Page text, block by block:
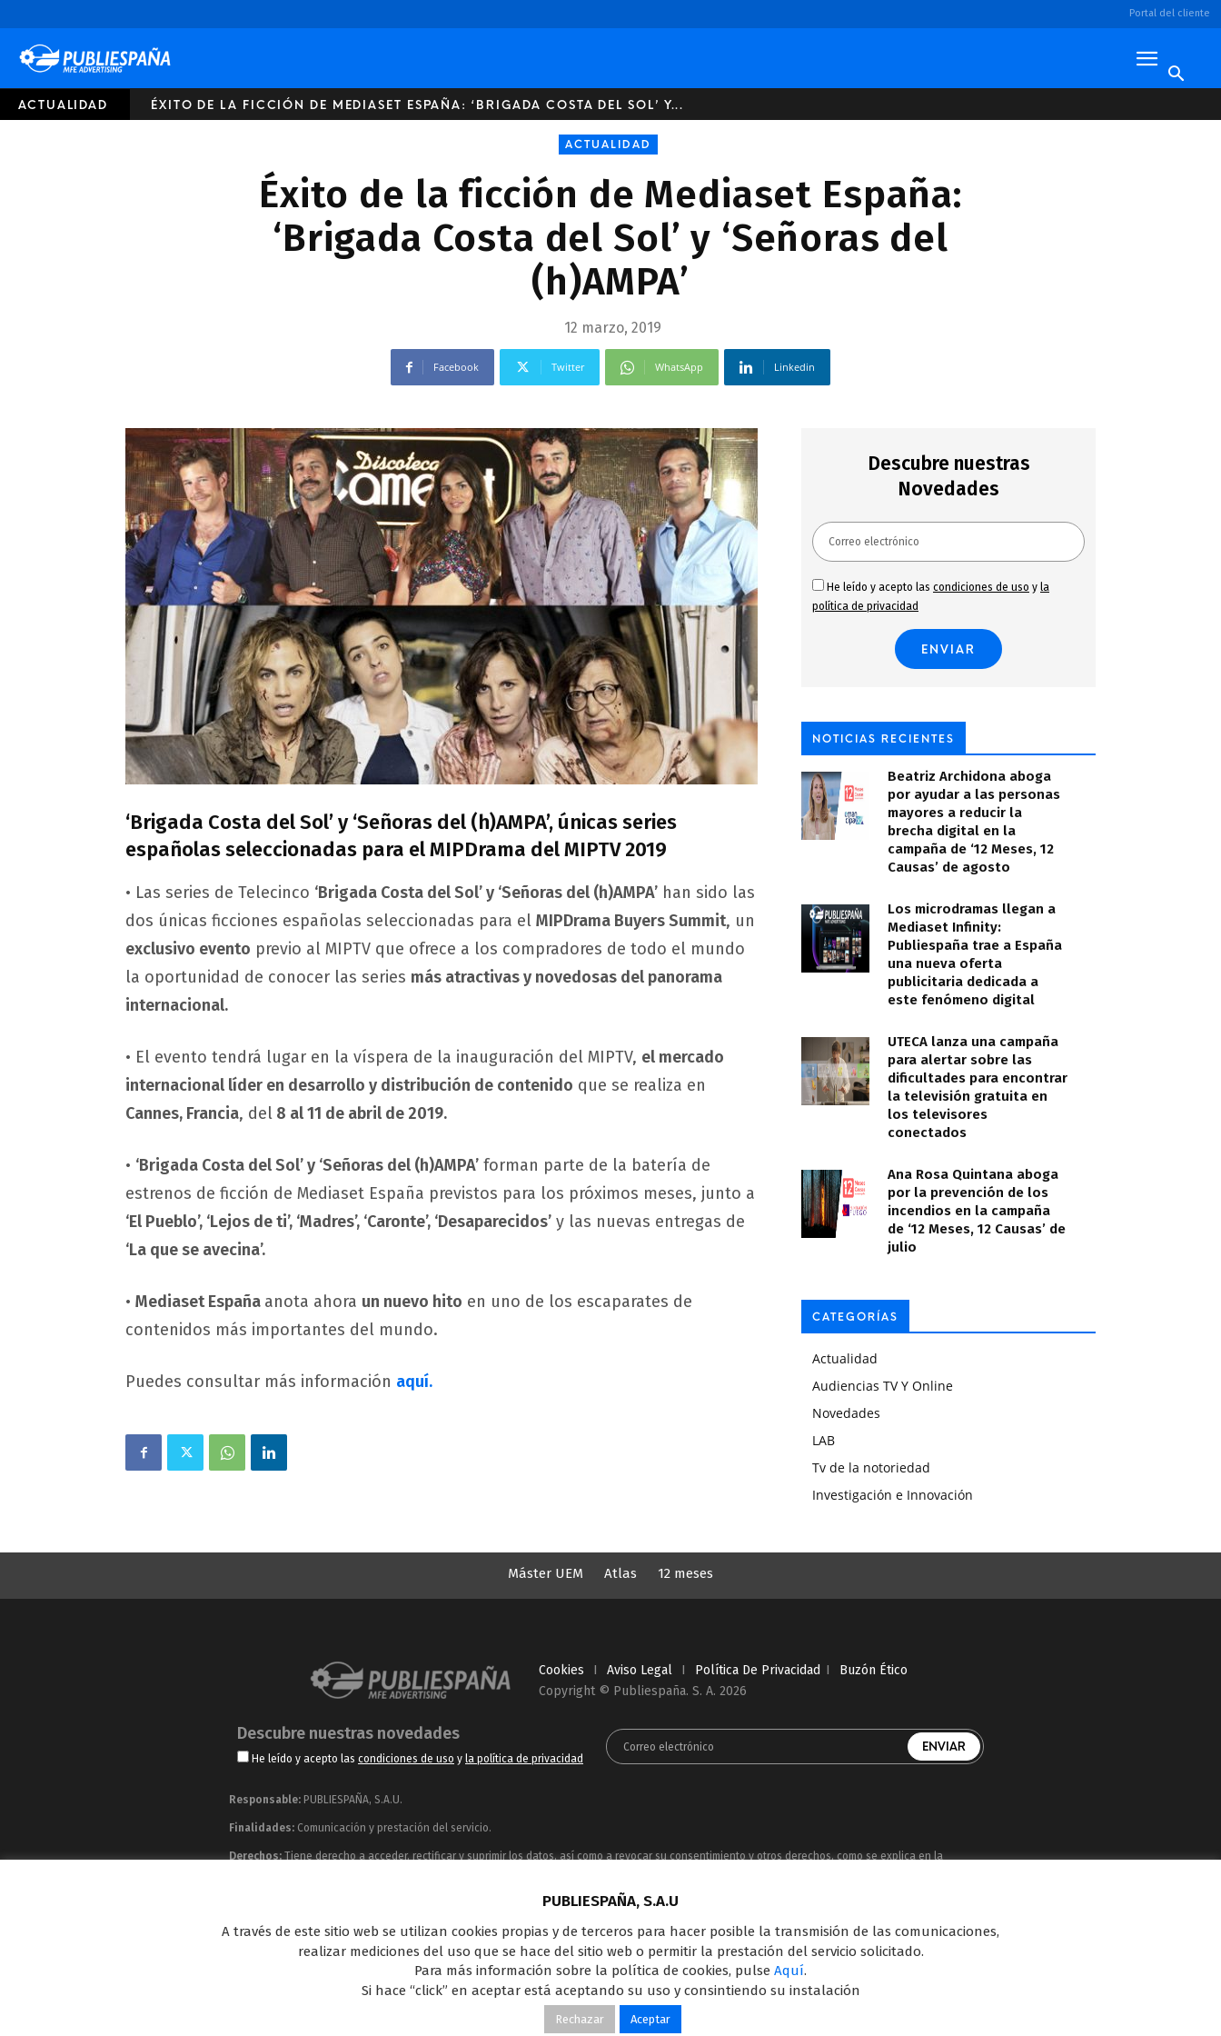
Portal del cliente
ACTUALIDAD ÉXITO DE LA FICCIÓN DE MEDIASET ESPAÑA: ‘BRIGADA COSTA DEL SOL’ Y...
ACTUALIDAD
Éxito de la ficción de Mediaset España:
‘Brigada Costa del Sol’ y ‘Señoras del
(h)AMPA’
12 marzo, 2019
Facebook Twitter WhatsApp Linkedin
‘Brigada Costa del Sol’ y ‘Señoras del (h)AMPA’, únicas series
españolas seleccionadas para el MIPDrama del MIPTV 2019
• Las series de Telecinco ‘Brigada Costa del Sol’ y ‘Señoras del (h)AMPA’ han sido las
dos únicas ficciones españolas seleccionadas para el MIPDrama Buyers Summit, un
exclusivo evento previo al MIPTV que ofrece a los compradores de todo el mundo
la oportunidad de conocer las series más atractivas y novedosas del panorama
internacional.
• El evento tendrá lugar en la víspera de la inauguración del MIPTV, el mercado
internacional líder en desarrollo y distribución de contenido que se realiza en
Cannes, Francia, del 8 al 11 de abril de 2019.
• ‘Brigada Costa del Sol’ y ‘Señoras del (h)AMPA’ forman parte de la batería de
estrenos de ficción de Mediaset España previstos para los próximos meses, junto a
‘El Pueblo’, ‘Lejos de ti’, ‘Madres’, ‘Caronte’, ‘Desaparecidos’ y las nuevas entregas de
‘La que se avecina’.
• Mediaset España anota ahora un nuevo hito en uno de los escaparates de
contenidos más importantes del mundo.
Puedes consultar más información aquí.
Descubre nuestras
Novedades
He leído y acepto las condiciones de uso y la
política de privacidad
NOTICIAS RECIENTES
Beatriz Archidona aboga
por ayudar a las personas
mayores a reducir la
brecha digital en la
campaña de ‘12 Meses, 12
Causas’ de agosto
Los microdramas llegan a
Mediaset Infinity:
Publiespaña trae a España
una nueva oferta
publicitaria dedicada a
este fenómeno digital
UTECA lanza una campaña
para alertar sobre las
dificultades para encontrar
la televisión gratuita en
los televisores
conectados
Ana Rosa Quintana aboga
por la prevención de los
incendios en la campaña
de ‘12 Meses, 12 Causas’ de
julio
CATEGORÍAS
Actualidad
Audiencias TV Y Online
Novedades
LAB
Tv de la notoriedad
Investigación e Innovación
Máster UEM Atlas 12 meses
Cookies I Aviso Legal I Política De Privacidad I
Buzón Ético
Copyright © Publiespaña. S. A. 2026
Descubre nuestras novedades
He leído y acepto las condiciones de uso y la política de privacidad
Responsable: PUBLIESPAÑA, S.A.U.
Finalidades: Comunicación y prestación del servicio.
Derechos: Tiene derecho a acceder, rectificar y suprimir los datos, así como a revocar su consentimiento y otros derechos, como se explica en la
Publiespaña es empresa de Mediaset España concesionaria del espacio publicitario de sus siete canales en abierto: Telecinco, Cuatro, Factoría de Ficción, Boing, Divinity ,
Energy y Be Mad, así como de una amplia oferta en el panorama de medios y con una gran experiencia en la comercialización de diferentes soportes en Internet y TV
Outdoor Digital.
PUBLIESPAÑA, S.A.U
A través de este sitio web se utilizan cookies propias y de terceros para hacer posible la transmisión de las comunicaciones,
realizar mediciones del uso que se hace del sitio web o permitir la prestación del servicio solicitado.
Para más información sobre la política de cookies, pulse Aquí.
Si hace “click” en aceptar está aceptando su uso y consintiendo su instalación
Rechazar Aceptar